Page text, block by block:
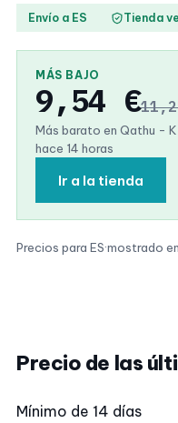
Envío a ES Tienda
MÁS BAJO
9,54 €
Más barato en Qathu -
hace 14 horas
Ir a la tienda
Precios para ES·mostrado en
Precio de las
Mínimo de 14 días